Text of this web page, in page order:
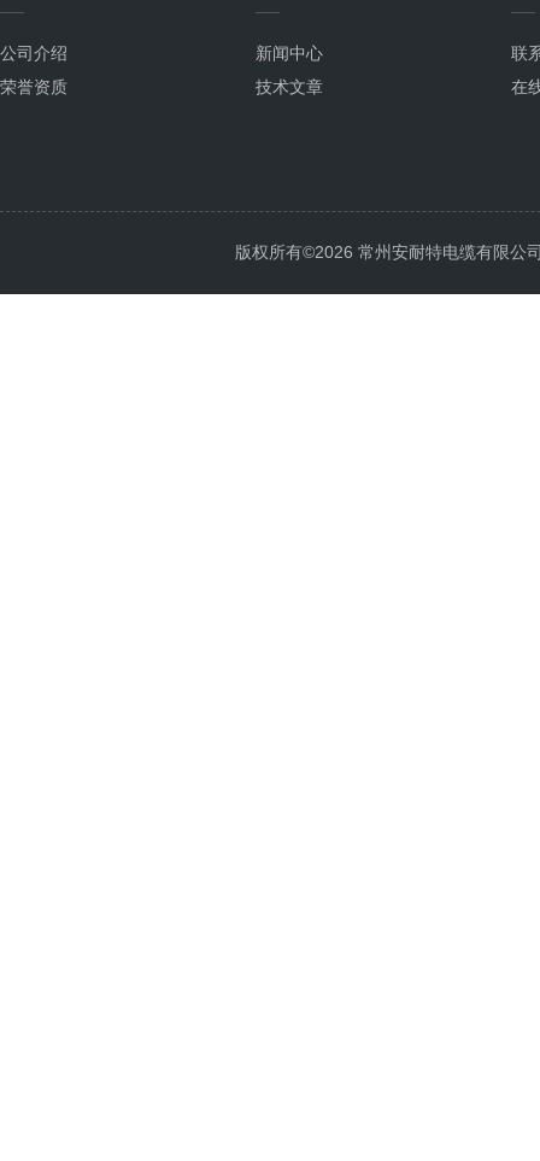
公司介绍
荣誉资质
新闻中心
技术文章
联
在
版权所有©2026 常州安耐特电缆有限